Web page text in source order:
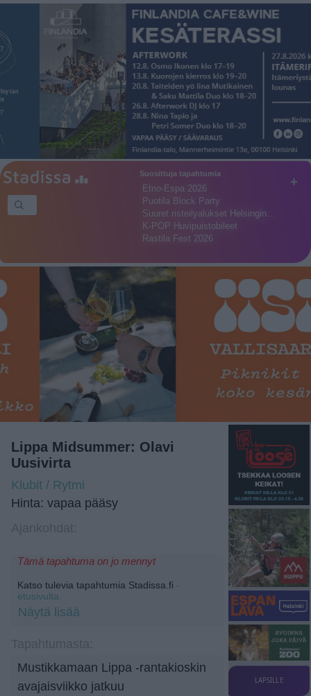
+
Suosittuja tapahtumia
Etno-Espa 2026
Puotila Block Party
Suuret risteilyalukset Helsingin…
K-POP Huvipuistobileet
Rastila Fest 2026
Lippa Midsummer: Olavi
Uusivirta
Klubit / Rytmi
Hinta: vapaa pääsy
Tämä tapahtuma on jo mennyt
Katso tulevia tapahtumia Stadissa.fi -
etusivulta.
Näytä lisää
Mustikkamaan Lippa -rantakioskin
avajaisviikko jatkuu
LAPSILLE